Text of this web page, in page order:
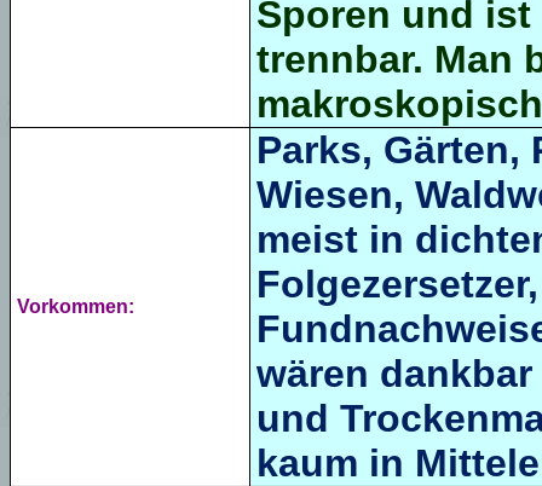
Sporen und
trennbar. Man
Vorkommen:
Parks, Gärten,
Wiesen,
meist in
wären
und
kaum in